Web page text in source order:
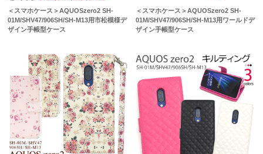
＜スマホケース＞AQUOSzero2 SH-
01M/SHV47/906SH/SH-M13用市松模様デ
ザイン手帳型ケース
＜スマホケース＞AQUOSzero2 SH-
01M/SHV47/906SH/SH-M13用ワールドデ
ザイン手帳型ケース